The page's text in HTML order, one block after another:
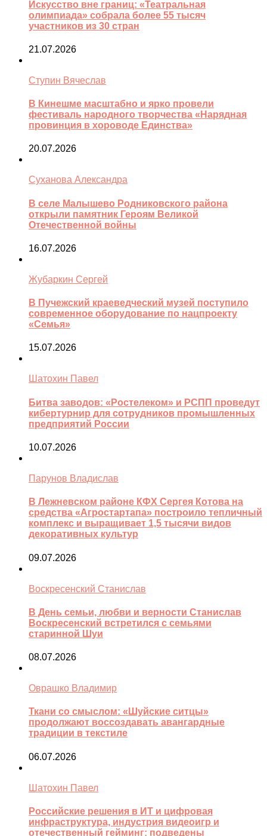
Искусство вне границ: «Театральная
олимпиада» собрала более 55 тысяч
участников из 30 стран
21.07.2026
Ступин Вячеслав
В Кинешме масштабно и ярко провели
фестиваль народного творчества «Нарядная
провинция в хороводе Единства»
20.07.2026
Суханова Александра
В селе Малышево Родниковского района
открыли памятник Героям Великой
Отечественной войны
16.07.2026
Жубаркин Сергей
В Пучежский краеведческий музей поступило
современное оборудование по нацпроекту
«Семья»
15.07.2026
Шатохин Павел
Битва заводов: «Ростелеком» и РСПП проведут
кибертурнир для сотрудников промышленных
предприятий России
10.07.2026
Парунов Владислав
В Лежневском районе КФХ Сергея Котова на
средства «Агростартапа» построило тепличный
комплекс и выращивает 1,5 тысячи видов
декоративных культур
09.07.2026
Воскресенский Станислав
В День семьи, любви и верности Станислав
Воскресенский встретился с семьями
старинной Шуи
08.07.2026
Оврашко Владимир
Ткани со смыслом: «Шуйские ситцы»
продолжают воссоздавать авангардные
традиции в текстиле
06.07.2026
Шатохин Павел
Российские решения в ИТ и цифровая
инфраструктура, индустрия видеоигр и
отечественный гейминг: подведены